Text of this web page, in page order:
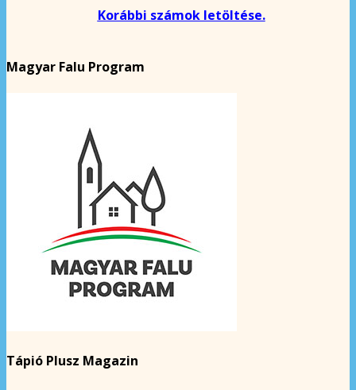
Korábbi számok letöltése.
Magyar Falu Program
Tápió Plusz Magazin